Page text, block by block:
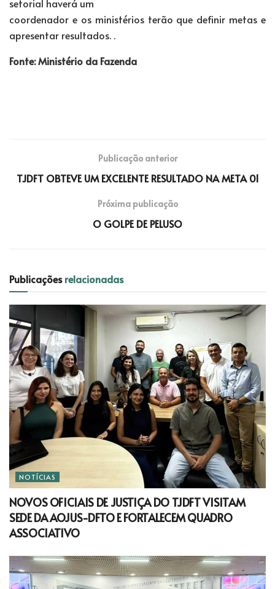
setorial haverá um
coordenador e os ministérios terão que definir metas e
apresentar resultados. .
Fonte: Ministério da Fazenda
Publicação anterior
TJDFT OBTEVE UM EXCELENTE RESULTADO NA META 01
Próxima publicação
O GOLPE DE PELUSO
Publicaçõesrelacionadas
NOTÍCIAS
NOVOS OFICIAIS DE JUSTIÇA DO TJDFT VISITAM
SEDE DA AOJUS-DFTO E FORTALECEM QUADRO
ASSOCIATIVO